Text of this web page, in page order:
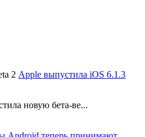
Apple выпустила iOS 6.1.3
новую бета-ве...